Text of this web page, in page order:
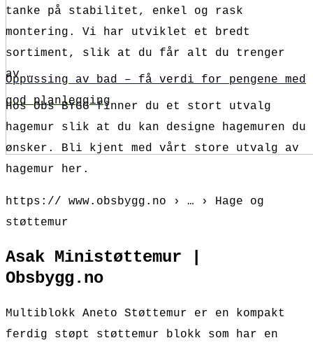
Oppussing av bad – få verdi for pengene med
god planlegging
tanke på stabilitet, enkel og rask
montering. Vi har utviklet et bredt
sortiment, slik at du får alt du trenger
av …
Hos Obs BYGG finner du et stort utvalg
hagemur slik at du kan designe hagemuren du
ønsker. Bli kjent med vårt store utvalg av
hagemur her.
https:// www.obsbygg.no › … › Hage og
støttemur
Asak Ministøttemur |
Obsbygg.no
Multiblokk Aneto Støttemur er en kompakt
ferdig støpt støttemur blokk som har en